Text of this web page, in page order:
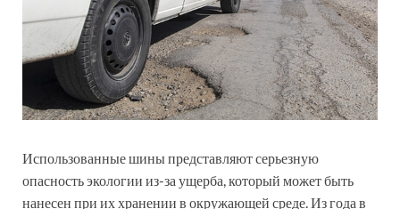
Использованные шины представляют серьезную
опасность экологии из-за ущерба, который может быть
нанесен при их хранении в окружающей среде. Из года в